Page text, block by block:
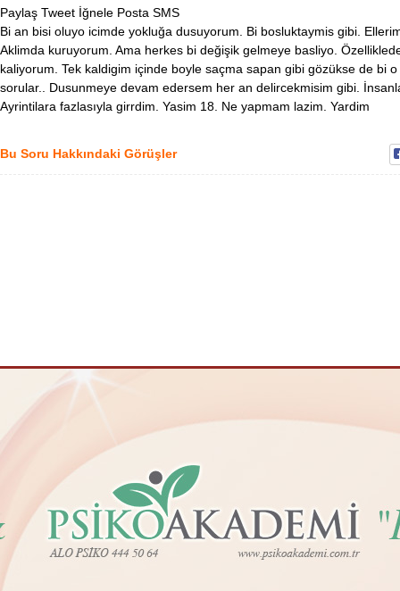
Paylaş Tweet İğnele Posta SMS
Bi an bisi oluyo icimde yokluğa dusuyorum. Bi bosluktaymis gibi.
Aklimda kuruyorum. Ama herkes bi değişik gelmeye basliyo.
kaliyorum. Tek kaldigim içinde boyle saçma sapan gibi gözükse de bi
sorular.. Dusunmeye devam edersem her an delircekmisim gibi.
Ayrintilara fazlasıyla girrdim. Yasim 18. Ne yapmam lazim. Yardim
Bu Soru Hakkındaki Görüşler